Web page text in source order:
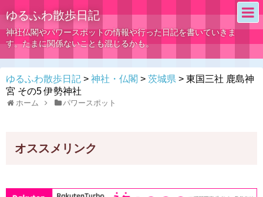
ゆるふわ散歩日記
神社仏閣やパワースポットの情報や行った日記を書いていきま
す。たまに関係ないことも混じるかも。
ゆるふわ散歩日記 > 神社・仏閣 > 茨城県 > 東国三社 鹿島神
宮 その5 伊勢神社
ホーム パワースポット
オススメリンク